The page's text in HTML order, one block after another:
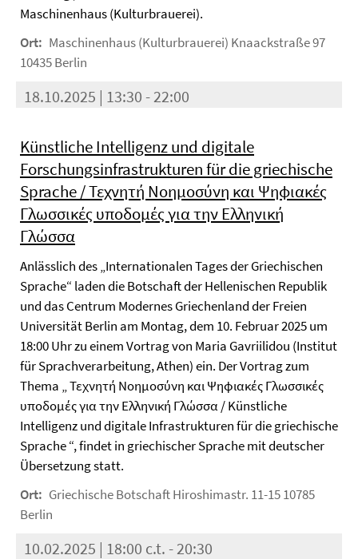
Maschinenhaus (Kulturbrauerei).
Ort: Maschinenhaus (Kulturbrauerei) Knaackstraße 97
10435 Berlin
18.10.2025 | 13:30 - 22:00
Künstliche Intelligenz und digitale
Forschungsinfrastrukturen für die griechische
Sprache / Τεχνητή Νοημοσύνη και Ψηφιακές
Γλωσσικές υποδομές για την Ελληνική
Γλώσσα
Anlässlich des „Internationalen Tages der Griechischen
Sprache“ laden die Botschaft der Hellenischen Republik
und das Centrum Modernes Griechenland der Freien
Universität Berlin am Montag, dem 10. Februar 2025 um
18:00 Uhr zu einem Vortrag von Maria Gavriilidou (Institut
für Sprachverarbeitung, Athen) ein. Der Vortrag zum
Thema „ Τεχνητή Νοημοσύνη και Ψηφιακές Γλωσσικές
υποδομές για την Ελληνική Γλώσσα / Künstliche
Intelligenz und digitale Infrastrukturen für die griechische
Sprache “, findet in griechischer Sprache mit deutscher
Übersetzung statt.
Ort: Griechische Botschaft Hiroshimastr. 11-15 10785
Berlin
10.02.2025 | 18:00 c.t. - 20:30